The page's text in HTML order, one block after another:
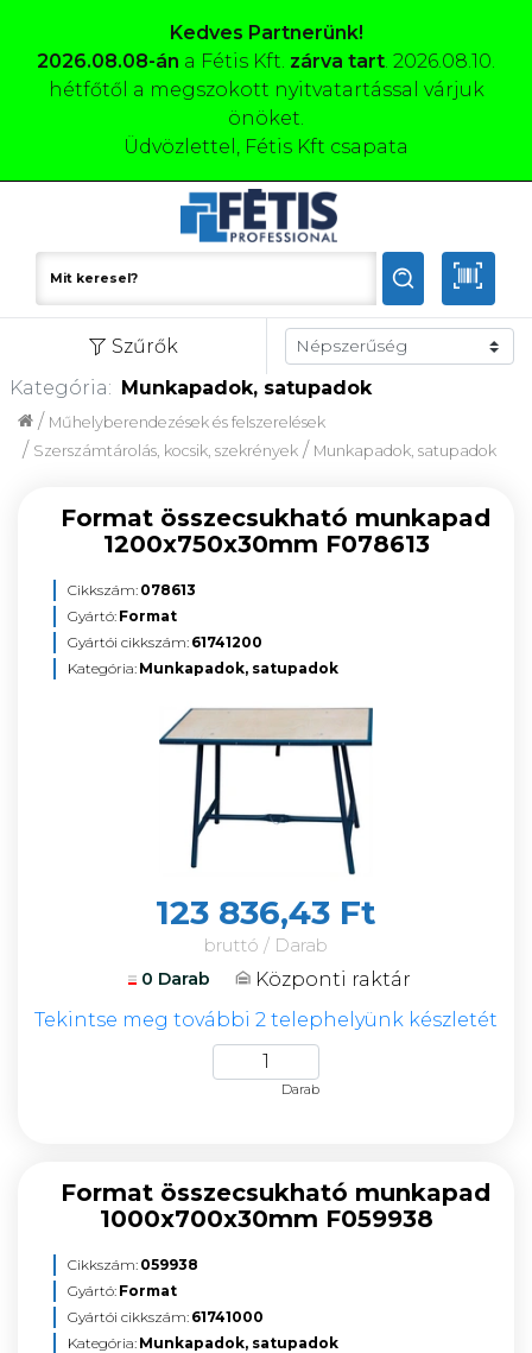
Kedves Partnerünk!
2026.08.08-án a Fétis Kft. zárva tart. 2026.08.10.
hétfőtől a megszokott nyitvatartással várjuk
önöket.
Üdvözlettel, Fétis Kft csapata
Szűrők
Kategória: Munkapadok, satupadok
Munkapadok, satupadok
/
Szerszámtárolás, kocsik, szekrények
/
Műhelyberendezések és felszerelések
/
Format összecsukható munkapad
1200x750x30mm F078613
Cikkszám: 078613
Gyártó: Format
Gyártói cikkszám: 61741200
Kategória: Munkapadok, satupadok
123 836,43 Ft
bruttó / Darab
0 Darab
Központi raktár
Tekintse meg további 2 telephelyünk készletét
Darab
Format összecsukható munkapad
1000x700x30mm F059938
Cikkszám: 059938
Gyártó: Format
Gyártói cikkszám: 61741000
Kategória: Munkapadok, satupadok